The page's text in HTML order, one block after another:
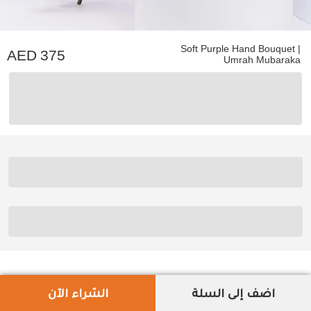
Soft Purple Hand Bouquet |
Umrah Mubaraka
375
اضف إلى السلة الشراء الآن